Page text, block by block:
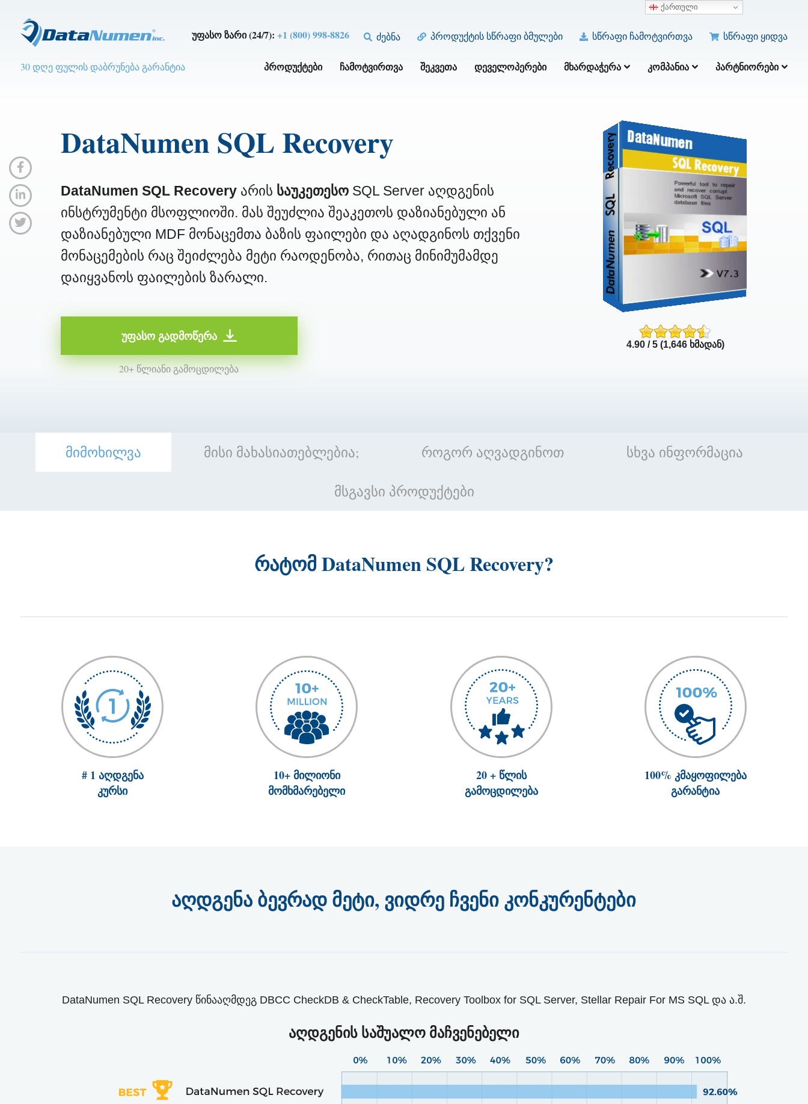
უფასო ზარი (24/7):+1 (800) 998-8826 ძებნა პროდუქტის სწრაფი ბმულები სწრაფი ჩამოტვირთვა სწრაფი ყიდვა
30 დღე ფულის დაბრუნება გარანტია ᲞᲠᲝᲓᲣᲥᲢᲔᲑᲘ ᲩᲐᲛᲝᲢᲕᲘᲠᲗᲕᲐ ᲨᲔᲙᲕᲔᲗᲐ ᲓᲔᲕᲔᲚᲝᲞᲔᲠᲔᲑᲘ ᲛᲮᲐᲠᲓᲐᲭᲔᲠᲐ ᲙᲝᲛᲞᲐᲜᲘᲐ ᲞᲐᲠᲢᲜᲘᲝᲠᲔᲑᲘ
DataNumen SQL Recovery
DataNumen SQL Recoveryარის საუკეთესოSQL Server აღდგენის
ინსტრუმენტი მსოფლიოში. მას შეუძლია შეაკეთოს დაზიანებული ან
დაზიანებული MDF მონაცემთა ბაზის ფაილები და აღადგინოს თქვენი
მონაცემების რაც შეიძლება მეტი რაოდენობა, რითაც მინიმუმამდე
დაიყვანოს ფაილების ზარალი.
უფასო გადმოწერა
20+ წლიანი გამოცდილება
4.90 / 5 (1,646 ხმადან)
მიმოხილვა მისი მახასიათებლებია; როგორ აღვადგინოთ სხვა ინფორმაცია
მსგავსი პროდუქტები
რატომ DataNumen SQL Recovery?
# 1 აღდგენა
კურსი
10+ მილიონი
მომხმარებელი
20 + წლის
გამოცდილება
100% კმაყოფილება
გარანტია
აღდგენა ბევრად მეტი, ვიდრე ჩვენი კონკურენტები
DataNumen SQL Recovery წინააღმდეგ DBCC CheckDB & CheckTable, Recovery Toolbox for SQL Server, Stellar Repair For MS SQL და ა.შ.
აღდგენის საშუალო მაჩვენებელი
ქართული